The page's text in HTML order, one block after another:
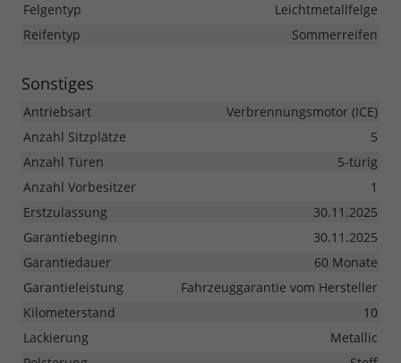
Felgentyp
Leichtmetallfelge
Reifentyp
Sommerreifen
Sonstiges
Antriebsart
Verbrennungsmotor (ICE)
Anzahl Sitzplätze
5
Anzahl Türen
5-türig
Anzahl Vorbesitzer
1
Erstzulassung
30.11.2025
Garantiebeginn
30.11.2025
Garantiedauer
60 Monate
Garantieleistung
Fahrzeuggarantie vom Hersteller
Kilometerstand
10
Lackierung
Metallic